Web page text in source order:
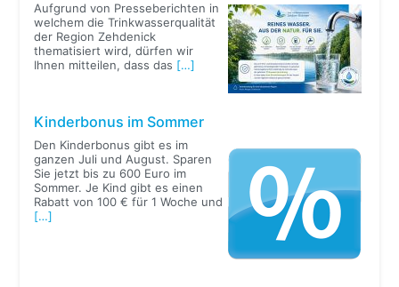
Aufgrund von Presseberichten in
welchem die Trinkwasserqualität
der Region Zehdenick
thematisiert wird, dürfen wir
Ihnen mitteilen, dass das […]
Kinderbonus im Sommer
Den Kinderbonus gibt es im
ganzen Juli und August. Sparen
Sie jetzt bis zu 600 Euro im
Sommer. Je Kind gibt es einen
Rabatt von 100 € für 1 Woche und
[…]